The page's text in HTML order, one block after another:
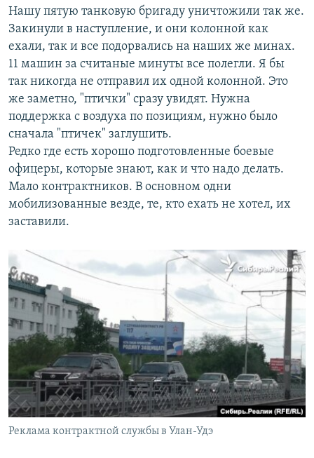
Нашу пятую танковую бригаду уничтожили так же.
Закинули в наступление, и они колонной как
ехали, так и все подорвались на наших же минах.
11 машин за считаные минуты все полегли. Я бы
так никогда не отправил их одной колонной. Это
же заметно, "птички" сразу увидят. Нужна
поддержка с воздуха по позициям, нужно было
сначала "птичек" заглушить.
Редко где есть хорошо подготовленные боевые
офицеры, которые знают, как и что надо делать.
Мало контрактников. В основном одни
мобилизованные везде, те, кто ехать не хотел, их
заставили.
Реклама контрактной службы в Улан-Удэ